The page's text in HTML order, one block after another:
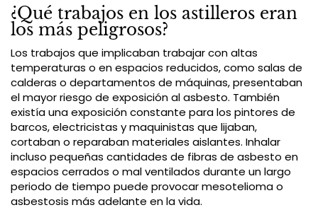
¿Qué trabajos en los astilleros eran
los más peligrosos?
Los trabajos que implicaban trabajar con altas
temperaturas o en espacios reducidos, como salas de
calderas o departamentos de máquinas, presentaban
el mayor riesgo de exposición al asbesto. También
existía una exposición constante para los pintores de
barcos, electricistas y maquinistas que lijaban,
cortaban o reparaban materiales aislantes. Inhalar
incluso pequeñas cantidades de fibras de asbesto en
espacios cerrados o mal ventilados durante un largo
periodo de tiempo puede provocar mesotelioma o
asbestosis más adelante en la vida.